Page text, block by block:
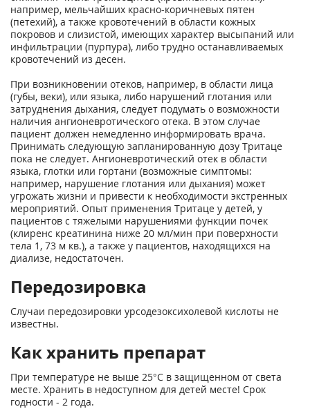
например, мельчайших красно-коричневых пятен
(петехий), а также кровотечений в области кожных
покровов и слизистой, имеющих характер высыпаний или
инфильтрации (пурпура), либо трудно останавливаемых
кровотечений из десен.
При возникновении отеков, например, в области лица
(губы, веки), или языка, либо нарушений глотания или
затруднения дыхания, следует подумать о возможности
наличия ангионевротического отека. В этом случае
пациент должен немедленно информировать врача.
Принимать следующую запланированную дозу Тритаце
пока не следует. Ангионевротический отек в области
языка, глотки или гортани (возможные симптомы:
например, нарушение глотания или дыхания) может
угрожать жизни и привести к необходимости экстренных
мероприятий. Опыт применения Тритаце у детей, у
пациентов с тяжелыми нарушениями функции почек
(клиренс креатинина ниже 20 мл/мин при поверхности
тела 1, 73 м кв.), а также у пациентов, находящихся на
диализе, недостаточен.
Передозировка
Случаи передозировки урсодезоксихолевой кислоты не
известны.
Как хранить препарат
При температуре не выше 25°С в защищенном от света
месте. Хранить в недоступном для детей месте! Срок
годности - 2 года.